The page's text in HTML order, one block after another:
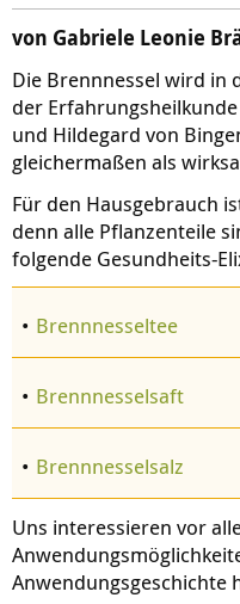
von Gabriele Leonie
Die Brennnessel wird in
der
und Hildegard von
gleichermaßen als
Für den Hausgebrauch
denn alle Pflanzenteile
folgende Gesundheits-
Brennnesseltee
Brennnesselsaft
Brennnesselsalz
Uns interessieren vor
Anwendungsgeschichte